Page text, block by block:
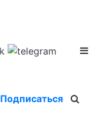
Подписаться